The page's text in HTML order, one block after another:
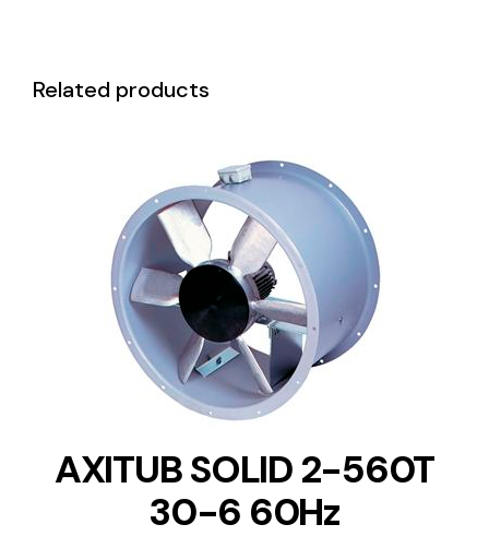
Related products
DETAILS
AXITUB SOLID 2-560T
30-6 60Hz